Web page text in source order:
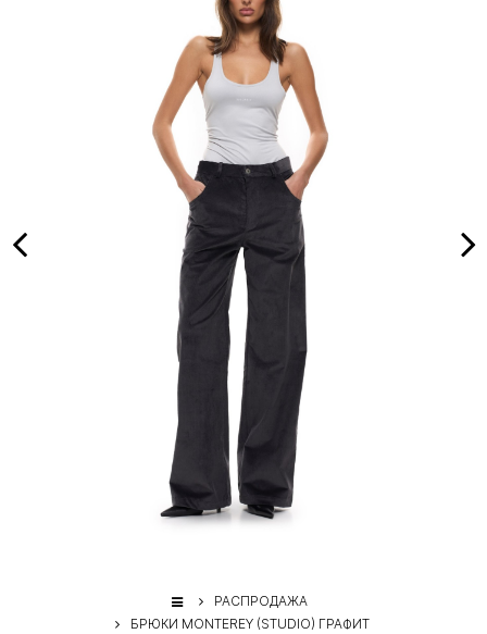
РАСПРОДАЖА
БРЮКИ MONTEREY (STUDIO) ГРАФИТ